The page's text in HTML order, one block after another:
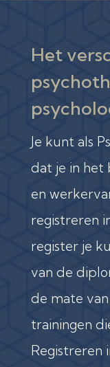
Het
Je kunt als
dat je in het
en
registreren
register je
van de
de mate
trainingen
Registreren